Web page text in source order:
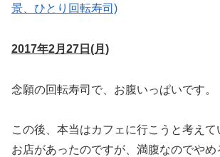
景、ひとり回転寿司)
2017年2月27日(月)
念願の回転寿司で、お腹いっぱいです。
この後、本当はカフェに行こうと考えて
お店があったのですが、満腹なのでやめ